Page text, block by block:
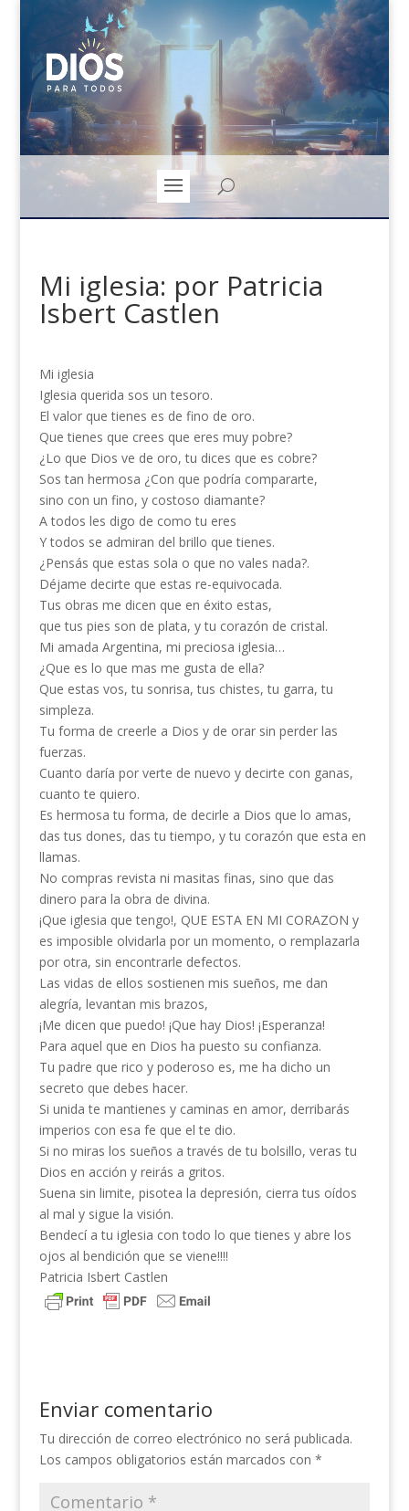
Mi iglesia: por Patricia
Isbert Castlen
Mi iglesia
Iglesia querida sos un tesoro.
El valor que tienes es de fino de oro.
Que tienes que crees que eres muy pobre?
¿Lo que Dios ve de oro, tu dices que es cobre?
Sos tan hermosa ¿Con que podría compararte,
sino con un fino, y costoso diamante?
A todos les digo de como tu eres
Y todos se admiran del brillo que tienes.
¿Pensás que estas sola o que no vales nada?.
Déjame decirte que estas re-equivocada.
Tus obras me dicen que en éxito estas,
que tus pies son de plata, y tu corazón de cristal.
Mi amada Argentina, mi preciosa iglesia…
¿Que es lo que mas me gusta de ella?
Que estas vos, tu sonrisa, tus chistes, tu garra, tu
simpleza.
Tu forma de creerle a Dios y de orar sin perder las
fuerzas.
Cuanto daría por verte de nuevo y decirte con ganas,
cuanto te quiero.
Es hermosa tu forma, de decirle a Dios que lo amas,
das tus dones, das tu tiempo, y tu corazón que esta en
llamas.
No compras revista ni masitas finas, sino que das
dinero para la obra de divina.
¡Que iglesia que tengo!, QUE ESTA EN MI CORAZON y
es imposible olvidarla por un momento, o remplazarla
por otra, sin encontrarle defectos.
Las vidas de ellos sostienen mis sueños, me dan
alegría, levantan mis brazos,
¡Me dicen que puedo! ¡Que hay Dios! ¡Esperanza!
Para aquel que en Dios ha puesto su confianza.
Tu padre que rico y poderoso es, me ha dicho un
secreto que debes hacer.
Si unida te mantienes y caminas en amor, derribarás
imperios con esa fe que el te dio.
Si no miras los sueños a través de tu bolsillo, veras tu
Dios en acción y reirás a gritos.
Suena sin limite, pisotea la depresión, cierra tus oídos
al mal y sigue la visión.
Bendecí a tu iglesia con todo lo que tienes y abre los
ojos al bendición que se viene!!!!
Patricia Isbert Castlen
Enviar comentario
Tu dirección de correo electrónico no será publicada.
Los campos obligatorios están marcados con *